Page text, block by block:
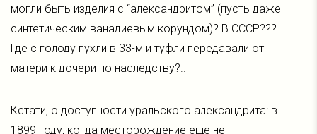
могли быть изделия с “александритом” (пусть даже
синтетическим ванадиевым корундом)? В СССР???
Где с голоду пухли в 33-м и туфли передавали от
матери к дочери по наследству?..
Кстати, о доступности уральского александрита: в
1899 году, когда месторождение еще не